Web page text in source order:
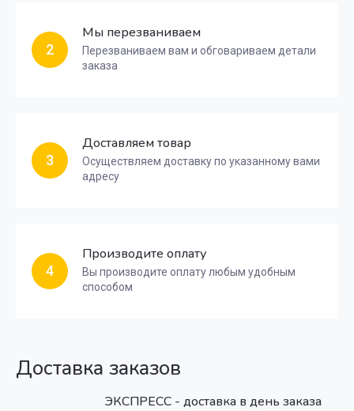
2
Мы перезваниваем
Перезваниваем вам и обговариваем детали
заказа
3
Доставляем товар
Осуществляем доставку по указанному вами
адресу
4
Производите оплату
Вы производите оплату любым удобным
способом
Доставка заказов
ЭКСПРЕСС - доставка в день заказа